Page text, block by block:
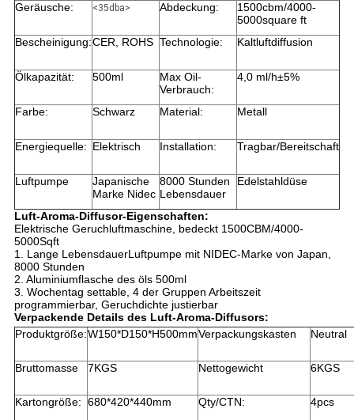
Geräusche: <35dba> Abdeckung:
1500cbm/4000-
5000square ft
Bescheinigung:CER, ROHS Technologie: Kaltluftdiffusion
Ölkapazität: 500ml
Max Oil-
Verbrauch:
4,0 ml/h±5%
Farbe: Schwarz Material: Metall
Energiequelle: Elektrisch Installation: Tragbar/Bereitschaft
Luftpumpe
Japanische
Marke Nidec
8000 Stunden
Lebensdauer
Edelstahldüse
Luft-Aroma-Diffusor-Eigenschaften:
Elektrische Geruchluftmaschine, bedeckt 1500CBM/4000-
5000Sqft
1. Lange LebensdauerLuftpumpe mit NIDEC-Marke von Japan,
8000 Stunden
2. Aluminiumflasche des öls 500ml
3. Wochentag settable, 4 der Gruppen Arbeitszeit
programmierbar, Geruchdichte justierbar
Verpackende Details des Luft-Aroma-Diffusors:
Produktgröße:W150*D150*H500mmVerpackungskasten Neutral
Bruttomasse 7KGS Nettogewicht 6KGS
Kartongröße: 680*420*440mm Qty/CTN: 4pcs